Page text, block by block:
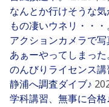
なんとか行けそうな気
もの凄いウネリ・・・。
アクションカメラで
あぁーやってしまった。
のんびりライセンス講
静浦へ調査ダイブ♪
学科講習、無事に合格